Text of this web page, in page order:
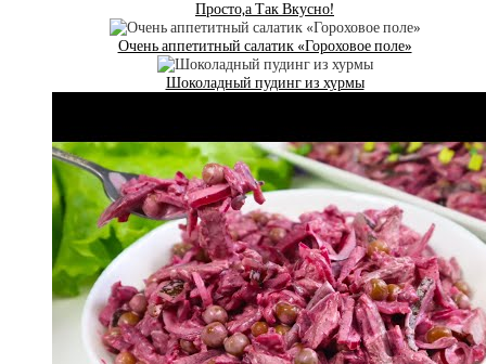
Просто,а Так Вкусно!
Очень аппетитный салатик «Гороховое поле»
Шоколадный пудинг из хурмы